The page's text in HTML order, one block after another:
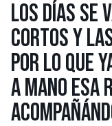
LOS DÍAS SE
CORTOS Y
POR LO QUE
A MANO ESA